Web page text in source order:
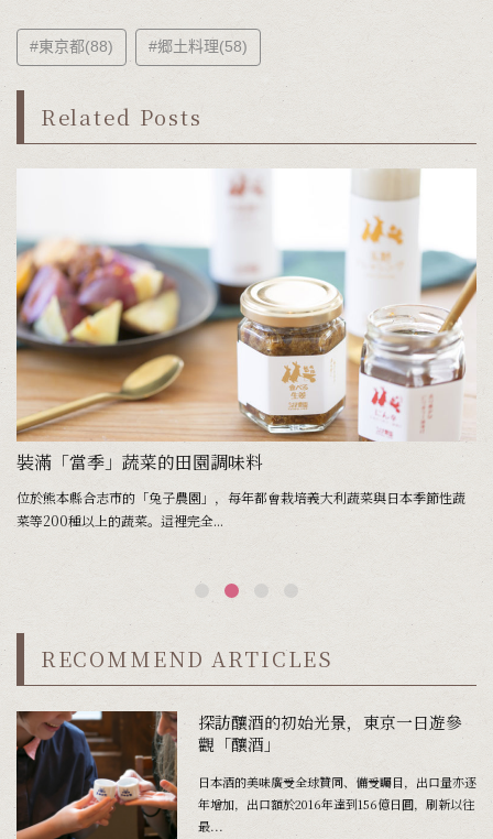
#東京都(88) #郷土料理(58)
Related Posts
裝滿「當季」蔬菜的田園調味料
位於熊本縣合志市的「兔子農園」，每年都會栽培義大利蔬菜與日本季節性蔬
菜等200種以上的蔬菜。這裡完全...
RECOMMEND ARTICLES
探訪釀酒的初始光景，東京一日遊參
觀「釀酒」
日本酒的美味廣受全球贊同、備受矚目，出口量亦逐
年增加，出口額於2016年達到156億日圓，刷新以往
最...